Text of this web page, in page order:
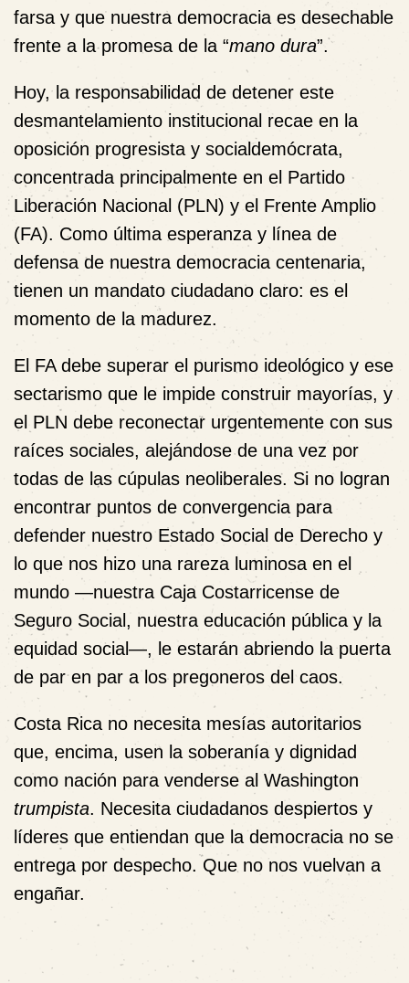
farsa y que nuestra democracia es desechable
frente a la promesa de la “mano dura”.
Hoy, la responsabilidad de detener este
desmantelamiento institucional recae en la
oposición progresista y socialdemócrata,
concentrada principalmente en el Partido
Liberación Nacional (PLN) y el Frente Amplio
(FA). Como última esperanza y línea de
defensa de nuestra democracia centenaria,
tienen un mandato ciudadano claro: es el
momento de la madurez.
El FA debe superar el purismo ideológico y ese
sectarismo que le impide construir mayorías, y
el PLN debe reconectar urgentemente con sus
raíces sociales, alejándose de una vez por
todas de las cúpulas neoliberales. Si no logran
encontrar puntos de convergencia para
defender nuestro Estado Social de Derecho y
lo que nos hizo una rareza luminosa en el
mundo —nuestra Caja Costarricense de
Seguro Social, nuestra educación pública y la
equidad social—, le estarán abriendo la puerta
de par en par a los pregoneros del caos.
Costa Rica no necesita mesías autoritarios
que, encima, usen la soberanía y dignidad
como nación para venderse al Washington
trumpista. Necesita ciudadanos despiertos y
líderes que entiendan que la democracia no se
entrega por despecho. Que no nos vuelvan a
engañar.